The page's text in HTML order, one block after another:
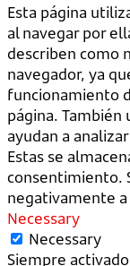
Esta página
al navegar por
describen como
navegador, ya
funcionamiento
página. También
ayudan a
Estas se
consentimiento.
negativamente
Necessary
Necessary
Siempre activado